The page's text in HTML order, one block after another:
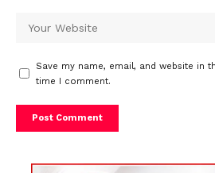
Save my name, email, and website in
time I comment.